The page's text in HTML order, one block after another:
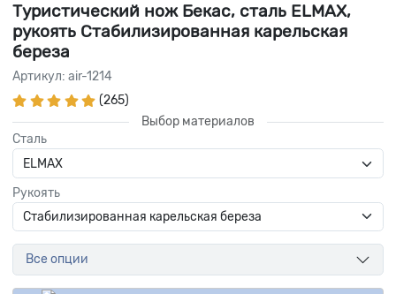
Туристический нож Бекас, сталь ELMAX,
рукоять Стабилизированная карельская
береза
Артикул: air-1214
(265)
Выбор материалов
Сталь
Рукоять
Все опции